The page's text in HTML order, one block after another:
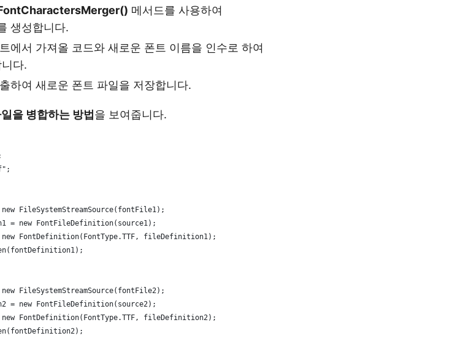
메서드를 사용하여
생성합니다.
에서 가져올 코드와 새로운 폰트 이름을 인수로 하여
다.
하여 새로운 폰트 파일을 저장합니다.
을 병합하는 방법 을 보여줍니다.
FileSystemStreamSource(fontFile1);
new FontFileDefinition(source1);
FontDefinition(FontType.TTF, fileDefinition1);
FileSystemStreamSource(fontFile2);
new FontFileDefinition(source2);
FontDefinition(FontType.TTF, fileDefinition2);